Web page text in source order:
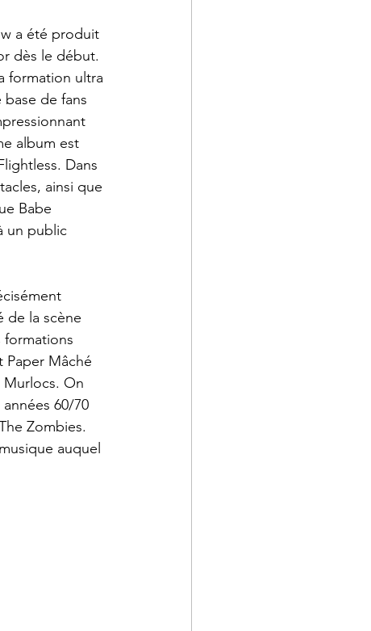
a été produit
dès le début.
formation ultra
de fans
album est
Dans
ainsi que
Babe
un public
de la scène
formations
Paper Mâché
Murlocs. On
60/70
Zombies.
auquel